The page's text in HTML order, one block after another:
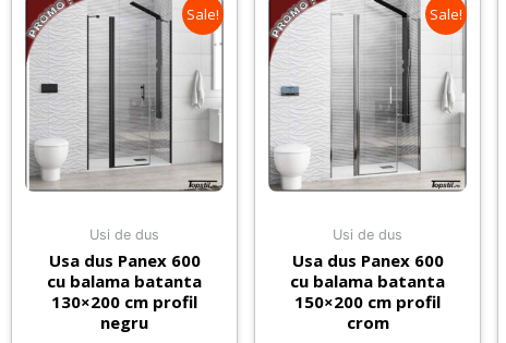
Sale!
Usi de dus
Usa dus Panex 600
cu balama batanta
130×200 cm profil
negru
Sale!
Usi de dus
Usa dus Panex 600
cu balama batanta
150×200 cm profil
crom